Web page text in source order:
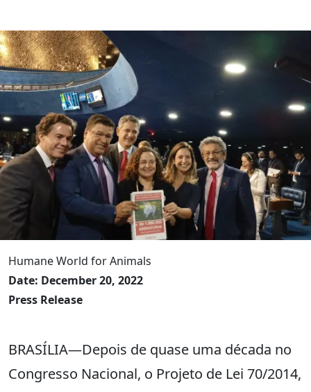
Humane World for Animals
Date: December 20, 2022
Press Release
BRASÍLIA—Depois de quase uma década no
Congresso Nacional, o Projeto de Lei 70/2014,